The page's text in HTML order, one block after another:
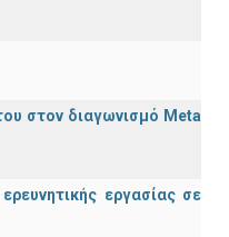
στον διαγωνισμό Meta
εργασίας σε